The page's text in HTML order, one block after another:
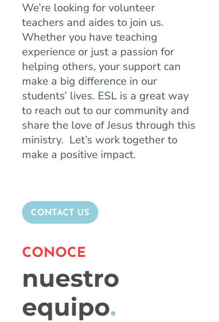
We’re looking for volunteer
teachers and aides to join us.
Whether you have teaching
experience or just a passion for
helping others, your support can
make a big difference in our
students’ lives. ESL is a great way
to reach out to our community and
share the love of Jesus through this
ministry. Let’s work together to
make a positive impact.
CONTACT US
CONOCE
nuestro
equipo.